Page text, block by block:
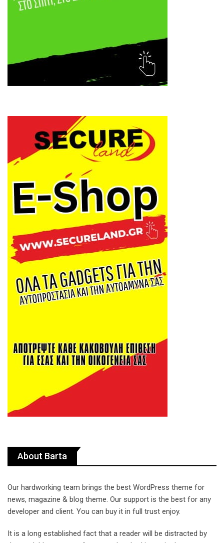
About Barta
Our hardworking team brings the best WordPress theme for
news, magazine & blog theme. Our support is the best for any
developer and client. You can buy it in full trust enjoy.
It is a long established fact that a reader will be distracted by